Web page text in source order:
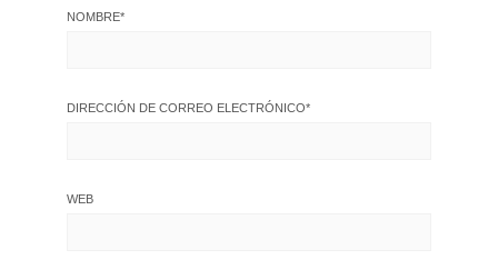
NOMBRE*
DIRECCIÓN DE CORREO ELECTRÓNICO*
WEB